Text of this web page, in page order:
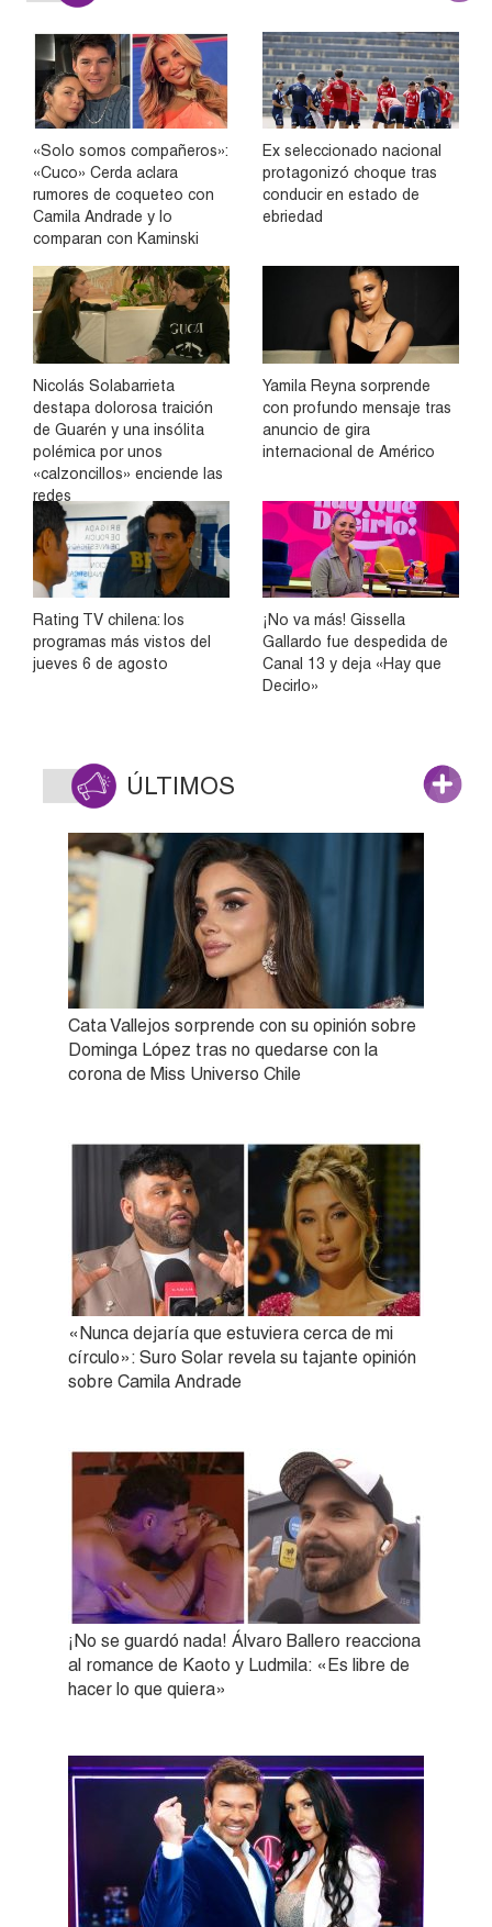
«Solo somos compañeros»:
«Cuco» Cerda aclara
rumores de coqueteo con
Camila Andrade y lo
comparan con Kaminski
Ex seleccionado nacional
protagonizó choque tras
conducir en estado de
ebriedad
Nicolás Solabarrieta
destapa dolorosa traición
de Guarén y una insólita
polémica por unos
«calzoncillos» enciende las
redes
Yamila Reyna sorprende
con profundo mensaje tras
anuncio de gira
internacional de Américo
Rating TV chilena: los
programas más vistos del
jueves 6 de agosto
¡No va más! Gissella
Gallardo fue despedida de
Canal 13 y deja «Hay que
Decirlo»
ÚLTIMOS
Cata Vallejos sorprende con su opinión sobre
Dominga López tras no quedarse con la
corona de Miss Universo Chile
«Nunca dejaría que estuviera cerca de mi
círculo»: Suro Solar revela su tajante opinión
sobre Camila Andrade
¡No se guardó nada! Álvaro Ballero reacciona
al romance de Kaoto y Ludmila: «Es libre de
hacer lo que quiera»